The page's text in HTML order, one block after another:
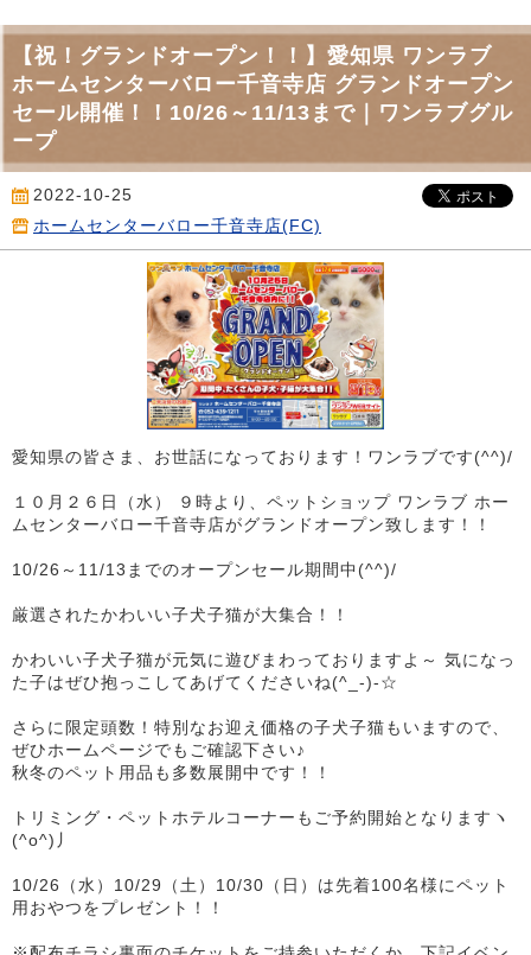
【祝！グランドオープン！！】愛知県 ワンラブ
ホームセンターバロー千音寺店 グランドオープン
セール開催！！10/26～11/13まで｜ワンラブグル
ープ
2022-10-25
ホームセンターバロー千音寺店(FC)
愛知県の皆さま、お世話になっております！ワンラブです(^^)/
１０月２６日（水） ９時より、ペットショップ ワンラブ ホー
ムセンターバロー千音寺店がグランドオープン致します！！
10/26～11/13までのオープンセール期間中(^^)/
厳選されたかわいい子犬子猫が大集合！！
かわいい子犬子猫が元気に遊びまわっておりますよ～ 気になっ
た子はぜひ抱っこしてあげてくださいね(^_-)-☆
さらに限定頭数！特別なお迎え価格の子犬子猫もいますので、
ぜひホームページでもご確認下さい♪
秋冬のペット用品も多数展開中です！！
トリミング・ペットホテルコーナーもご予約開始となりますヽ
(^o^)丿
10/26（水）10/29（土）10/30（日）は先着100名様にペット
用おやつをプレゼント！！